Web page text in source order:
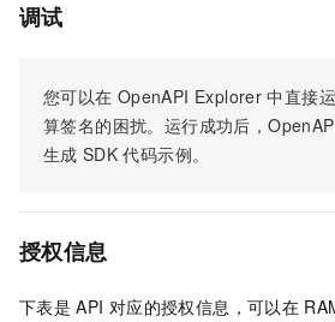
调试
您可以在 OpenAPI Explorer 中直接
算签名的困扰。运行成功后，
生成 SDK 代码示例。
授权信息
下表是 API 对应的授权信息，可以在